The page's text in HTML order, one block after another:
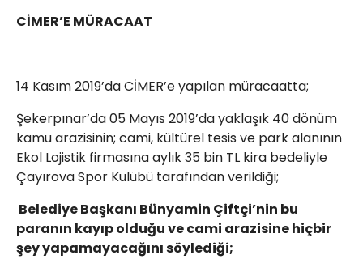
CİMER’E MÜRACAAT
14 Kasım 2019’da CİMER’e yapılan müracaatta;
Şekerpınar’da 05 Mayıs 2019’da yaklaşık 40 dönüm
kamu arazisinin; cami, kültürel tesis ve park alanının
Ekol Lojistik firmasına aylık 35 bin TL kira bedeliyle
Çayırova Spor Kulübü tarafından verildiği;
Belediye Başkanı Bünyamin Çiftçi’nin bu
paranın kayıp olduğu ve cami arazisine hiçbir
şey yapamayacağını söylediği;